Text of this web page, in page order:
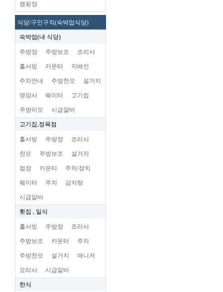
캠핑장
식당/구인구직(숙박업식당)
숙박업(내 식당)
주방장 주방보조 조리사
홀서빙 카운터 지배인
주차안내 주방찬모 설거지
영양사 웨이터 고기집
주방이모 시급알바
고기집,정육점
홀서빙 주방장 조리사
찬모 주방보조 설거지
점장 카운타 주차/장치
웨이터 주차 감자탕
시급알바
횟집 , 일식
홀서빙 주방장 조리사
주방보조 카운터 주차
주방찬모 설거지 매니저
요리사 시급알바
한식